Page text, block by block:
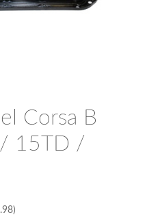
Corsa B
15TD /
)